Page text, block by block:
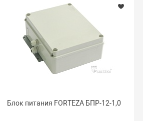
Блок питания FORTEZA БПР-12-1,0